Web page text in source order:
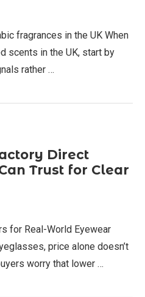
fragrances in the UK When
scents in the UK, start by
rather …
Direct
Trust for Clear
for Real-World Eyewear
price alone doesn’t
worry that lower …